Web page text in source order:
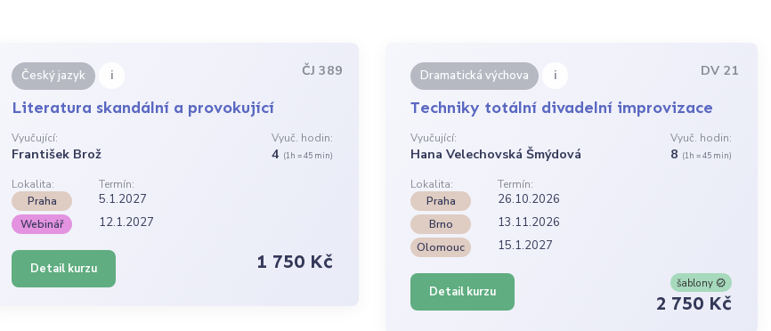
Český jazyk i ČJ 389
Literatura skandální a provokující
Vyučující:
František Brož
Vyuč. hodin:
4 (1h = 45 min)
Lokalita:
Termín:
Praha
5.1.2027
Webinář 12.1.2027
Detail kurzu 1 750 Kč
Dramatická výchova i DV 21
Techniky totální divadelní improvizace
Vyučující:
Hana Velechovská Šmýdová
Vyuč. hodin:
8 (1h = 45 min)
Lokalita:
Termín:
Praha
26.10.2026
Brno 13.11.2026
Olomouc 15.1.2027
Detail kurzu
šablony
2 750 Kč